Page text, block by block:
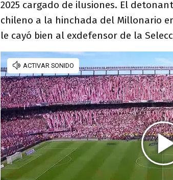
2025 cargado de ilusiones. El
chileno a la hinchada del Millonario
le cayó bien al exdefensor de la